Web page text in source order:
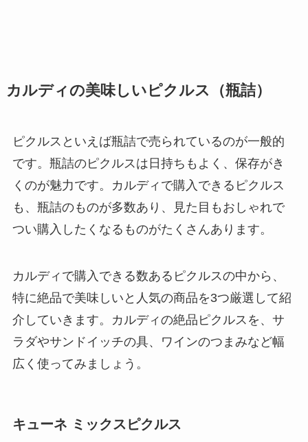
カルディの美味しいピクルス（瓶詰）
ピクルスといえば瓶詰で売られているのが一般的
です。瓶詰のピクルスは日持ちもよく、保存がき
くのが魅力です。カルディで購入できるピクルス
も、瓶詰のものが多数あり、見た目もおしゃれで
つい購入したくなるものがたくさんあります。
カルディで購入できる数あるピクルスの中から、
特に絶品で美味しいと人気の商品を3つ厳選して紹
介していきます。カルディの絶品ピクルスを、サ
ラダやサンドイッチの具、ワインのつまみなど幅
広く使ってみましょう。
キューネ ミックスピクルス